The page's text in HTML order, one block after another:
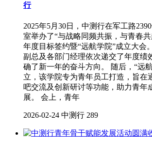
行
2025年5月30日，中测行在军工路
室举办了“与战略同频共振，与青春
年度目标签约暨“远航学院”成立大会
副总及各部门经理依次递交了年度绩
确了新一年的奋斗方向。 随后，“远
立，该学院专为青年员工打造，旨在
吧交流及创新研讨等功能，助力青年
展。 会上，青年
2026-02-24 中测行 289